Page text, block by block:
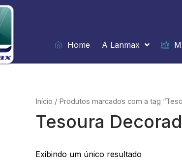
Ir
para
o
conteúdo
Home
A Lanmax
Início / Produtos marcados com a tag
Tesoura
Exibindo um único resultado